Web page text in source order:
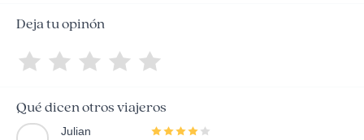
Deja tu opinón
Qué dicen otros viajeros
Julian